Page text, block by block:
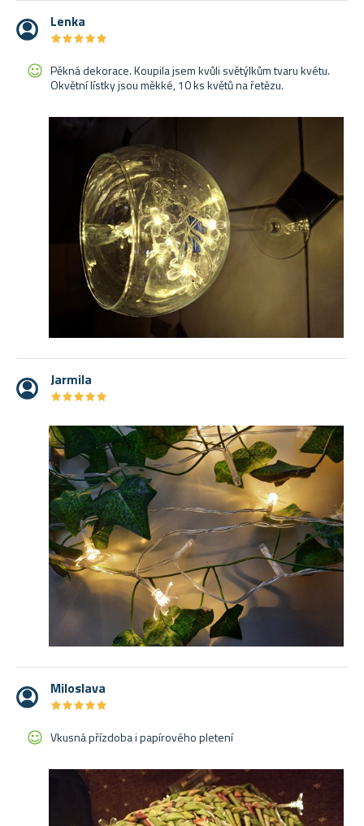
Lenka
★★★★★
★★★★★
Pěkná dekorace. Koupila jsem kvůli světýlkům tvaru kvétu.
Okvětní lístky jsou měkké, 10 ks květů na řetězu.
Jarmila
★★★★★
★★★★★
Miloslava
★★★★★
★★★★★
Vkusná přízdoba i papírového pletení